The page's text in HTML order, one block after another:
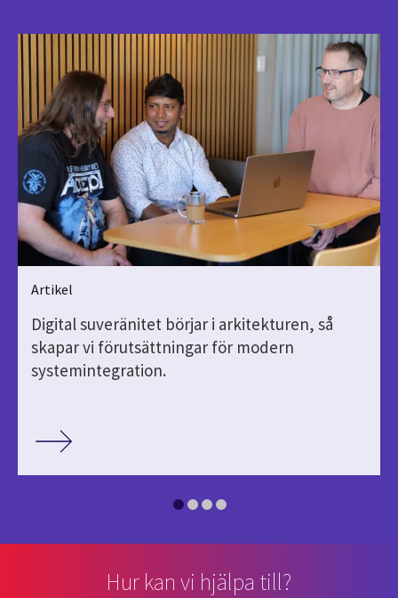
Artikel
Digital suveränitet börjar i arkitekturen, så
skapar vi förutsättningar för modern
systemintegration.
Hur kan vi hjälpa till?